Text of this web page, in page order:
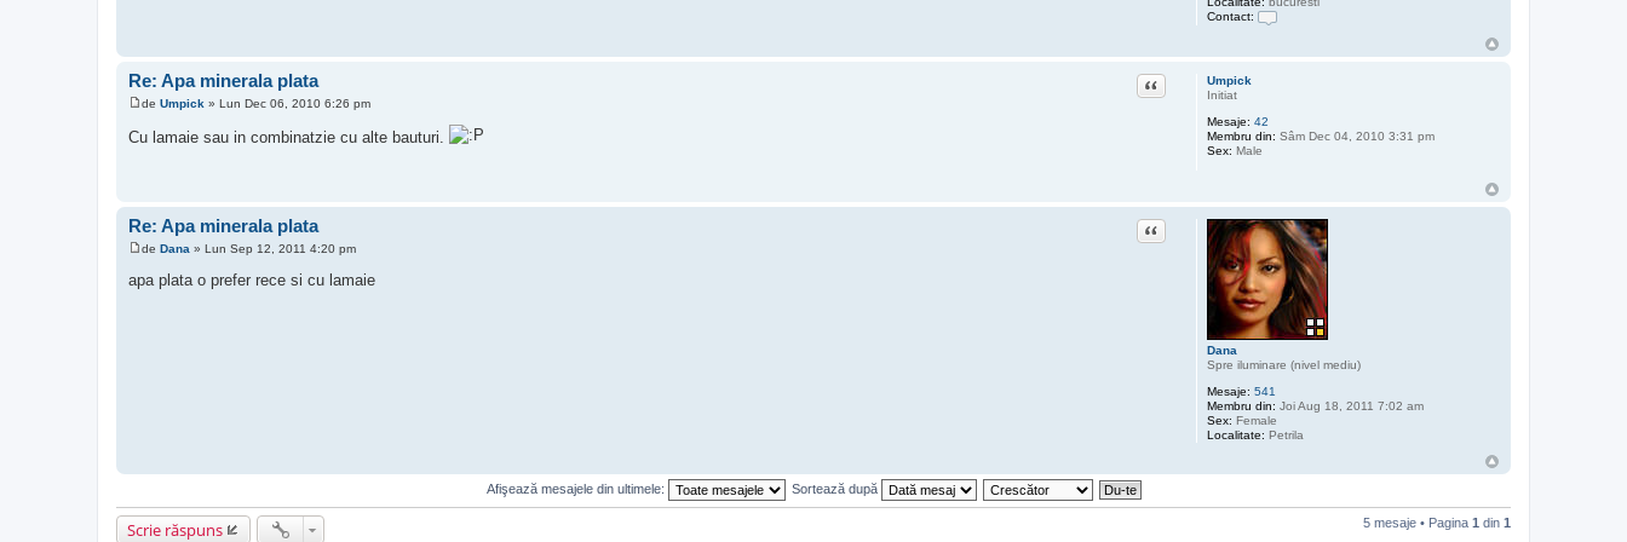
Contact:
n
e
e
m
a
r
y
d
o
l
Umpick
Initiat
Mesaje: 42
Membru din: Sâm Dec 04, 2010 3:31 pm
Sex: Male
Re: Apa minerala plata Citat
s
de Umpick » Lun Dec 06, 2010 6:26 pm
Cu lamaie sau in combinatzie cu alte bauturi.
Dana
Spre iluminare (nivel mediu)
Mesaje: 541
Membru din: Joi Aug 18, 2011 7:02 am
Sex: Female
Localitate: Petrila
Re: Apa minerala plata Citat
e
s
de Dana » Lun Sep 12, 2011 4:20 pm
apa plata o prefer rece si cu lamaie
Afişează mesajele din ultimele: Sortează după
Scrie răspuns 5 mesaje • Pagina 1 din 1